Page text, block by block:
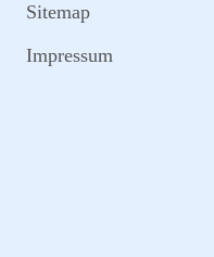
Sitemap
Impressum